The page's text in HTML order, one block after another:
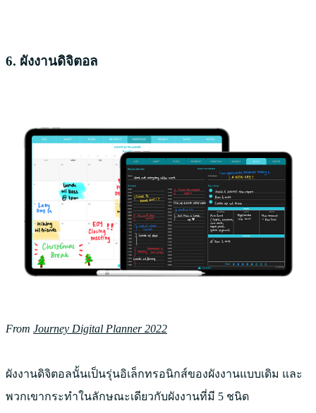
6. ผังงานดิจิตอล
From Journey Digital Planner 2022
ผังงานดิจิตอลนั้นเป็นรุ่นอิเล็กทรอนิกส์ของผังงานแบบเดิม และ
พวกเขากระทำในลักษณะเดียวกับผังงานที่มี 5 ชนิด